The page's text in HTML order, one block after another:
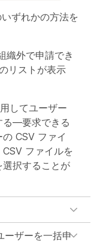
ずれかの方法を
織外で申請でき
リストが表示
してユーザー
—要求できる
CSV ファイ
ファイルを
択することが
ーザーを一括申